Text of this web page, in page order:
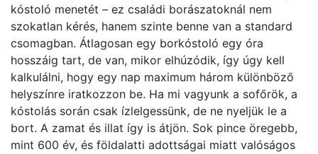
kóstoló menetét – ez családi borászatoknál nem
szokatlan kérés, hanem szinte benne van a standard
csomagban. Átlagosan egy borkóstoló egy óra
hosszáig tart, de van, mikor elhúzódik, így úgy kell
kalkulálni, hogy egy nap maximum három különböző
helyszínre iratkozzon be. Ha mi vagyunk a sofőrök, a
kóstolás során csak ízlelgessünk, de ne nyeljük le a
bort. A zamat és illat így is átjön. Sok pince öregebb,
mint 600 év, és földalatti adottságai miatt valóságos